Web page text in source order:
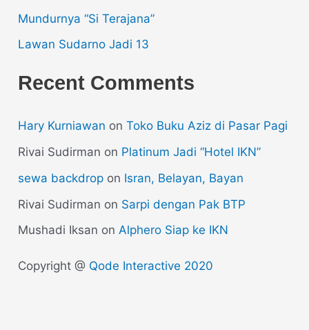
Mundurnya “Si Terajana”
Lawan Sudarno Jadi 13
Recent Comments
Hary Kurniawan onToko Buku Aziz di Pasar Pagi
Rivai Sudirman on Platinum Jadi “Hotel IKN”
sewa backdrop on Isran, Belayan, Bayan
Rivai Sudirman on Sarpi dengan Pak BTP
Mushadi Iksan onAlphero Siap ke IKN
Copyright @ Qode Interactive 2020